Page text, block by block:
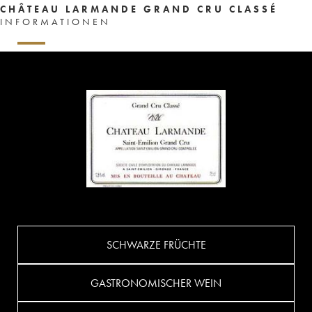
CHÂTEAU LARMANDE GRAND CRU CLASSÉ
INFORMATIONEN
SCHWARZE FRÜCHTE
GASTRONOMISCHER WEIN